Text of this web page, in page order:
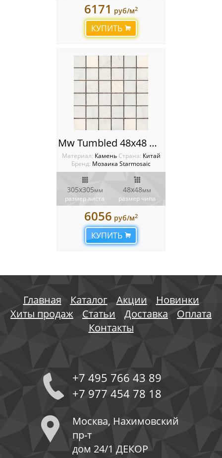
6171 руб/м2
КУПИТЬ
Mw Tumbled 48x48 Мозаика Starmosaic Wild Stone
Материал: Камень Cтрана: Китай
Бренд: Мозаика Starmosaic
305х305мм
размер листа
48х48мм
размер чипа
6056 руб/м2
КУПИТЬ
Главная Каталог Акции
Новинки
Хиты продаж
Статьи Доставка
Оплата
Контакты
+7 495 766 43 89
+7 977 454 78 18
Москва, Нахимовский
пр-т
дом 24/1 ДЕКОР